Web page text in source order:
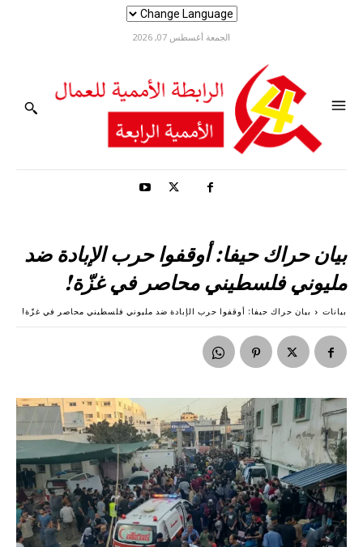
الجمعة أغسطس 07, 2026
بيان حراك حيفا: أوقفوا حرب الإبادة ضد
مليوني فلسطيني محاصر في غزّة!
بيانات بيان حراك حيفا: أوقفوا حرب الإبادة ضد مليوني فلسطيني محاصر في غزّة!